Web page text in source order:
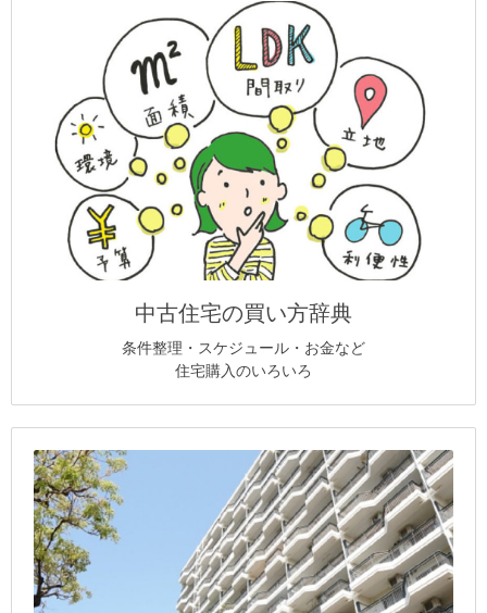
中古住宅の買い方辞典
条件整理・スケジュール・お金など
住宅購入のいろいろ